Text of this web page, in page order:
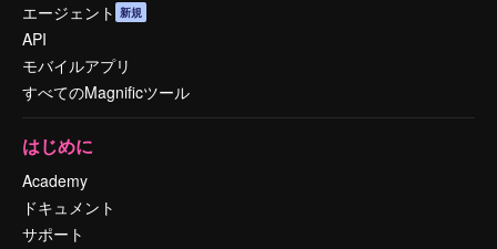
エージェント 新規
API
モバイルアプリ
すべてのMagnificツール
はじめに
Academy
ドキュメント
サポート